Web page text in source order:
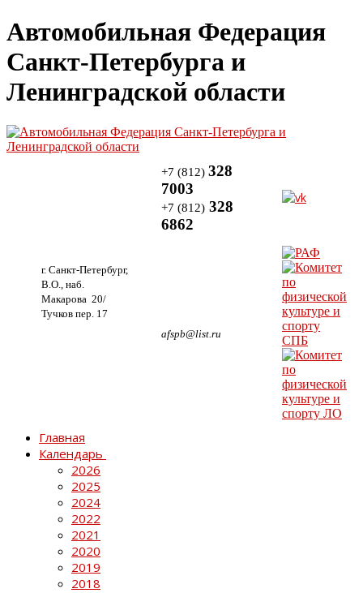
Автомобильная Федерация
Санкт-Петербурга и
Ленинградской области
г. Санкт-Петербург,
В.О., наб.
Макарова 20/
Тучков пер. 17
+7 (812) 328
7003
+7 (812) 328
6862
afspb@list.ru
Главная
Календарь
2026
2025
2024
2022
2021
2020
2019
2018